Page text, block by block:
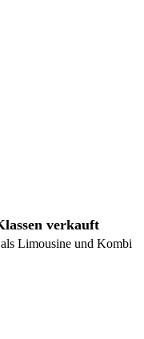
verkauft